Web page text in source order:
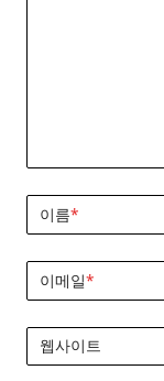
이름*
이메일*
웹사이트